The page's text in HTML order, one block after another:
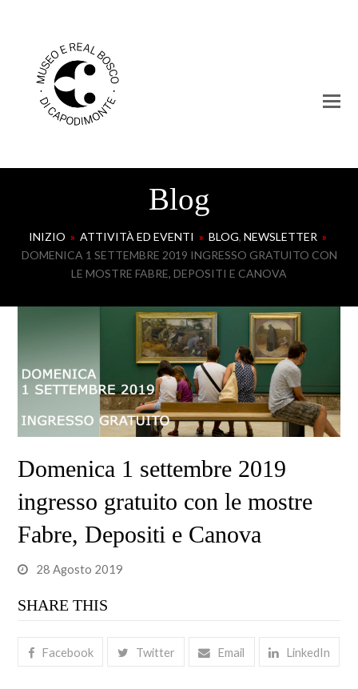
Blog
INIZIO » ATTIVITÀ ED EVENTI » BLOG, NEWSLETTER »
DOMENICA 1 SETTEMBRE 2019 INGRESSO GRATUITO CON
LE MOSTRE FABRE, DEPOSITI E CANOVA
Domenica 1 settembre 2019
ingresso gratuito con le mostre
Fabre, Depositi e Canova
28 Agosto 2019
SHARE THIS
Facebook Twitter Email LinkedIn